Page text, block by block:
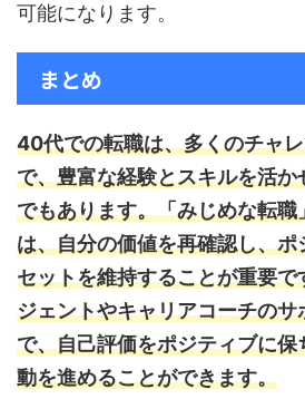
可能になります。
まとめ
40代での転職は、多くのチャ
で、豊富な経験とスキルを活
でもあります。「みじめな転職
は、自分の価値を再確認し、
セットを維持することが重要
ジェントやキャリアコーチの
で、自己評価をポジティブに
動を進めることができます。